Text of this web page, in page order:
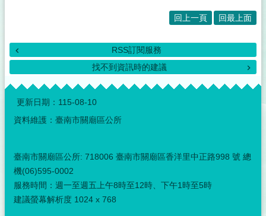
回上一頁 回最上面
RSS訂閱服務
找不到資訊時的建議
:::
更新日期： 115-08-10
資料維護：臺南市關廟區公所
臺南市關廟區公所: 718006 臺南市關廟區香洋里中正路998 號 總
機(06)595-0002
服務時間：週一至週五上午8時至12時、下午1時至5時
建議螢幕解析度 1024 x 768